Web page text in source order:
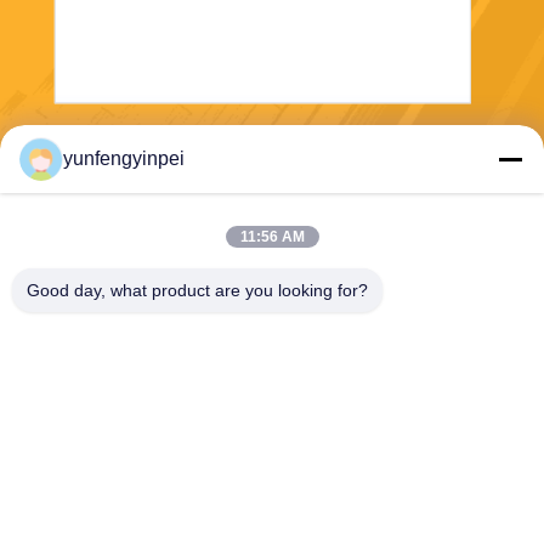
yunfengyinpei
11:56 AM
Good day, what product are you looking for?